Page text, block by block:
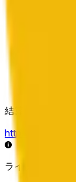
結算ソース
https://
ライブデータは